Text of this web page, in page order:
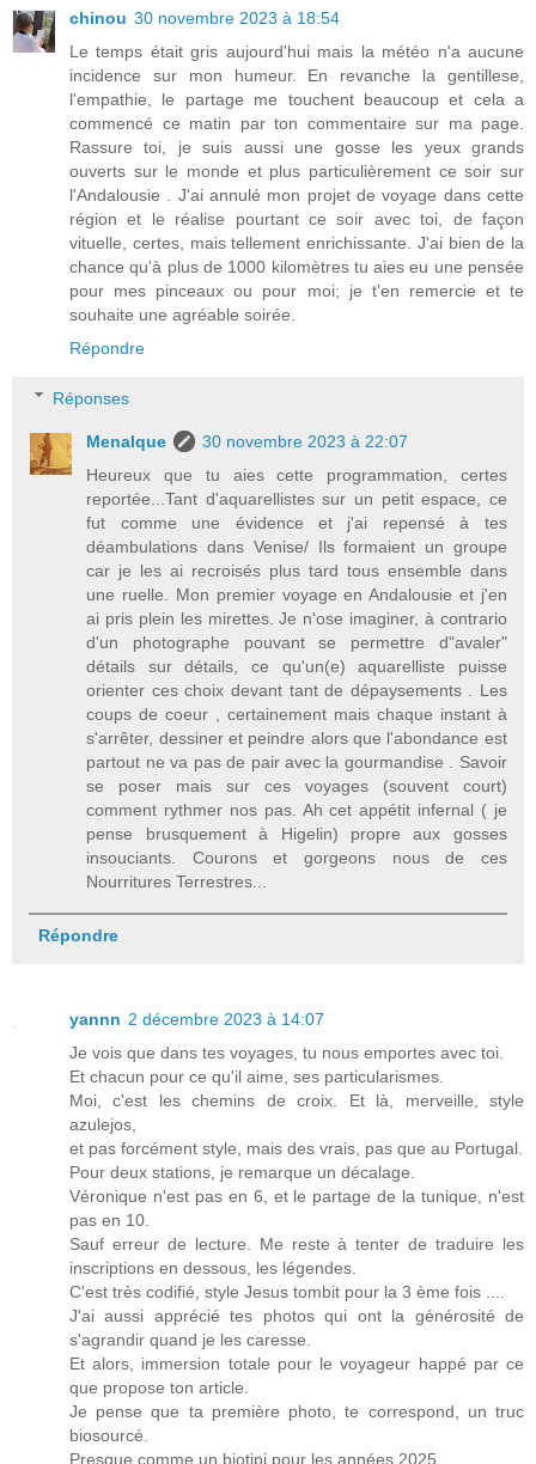
chinou 30 novembre 2023 à 18:54
Le temps était gris aujourd'hui mais la météo n'a aucune
incidence sur mon humeur. En revanche la gentillese,
l'empathie, le partage me touchent beaucoup et cela a
commencé ce matin par ton commentaire sur ma page.
Rassure toi, je suis aussi une gosse les yeux grands
ouverts sur le monde et plus particulièrement ce soir sur
l'Andalousie . J'ai annulé mon projet de voyage dans cette
région et le réalise pourtant ce soir avec toi, de façon
vituelle, certes, mais tellement enrichissante. J'ai bien de la
chance qu'à plus de 1000 kilomètres tu aies eu une pensée
pour mes pinceaux ou pour moi; je t'en remercie et te
souhaite une agréable soirée.
Répondre
Réponses
Menalque
30 novembre 2023 à 22:07
Heureux que tu aies cette programmation, certes
reportée...Tant d'aquarellistes sur un petit espace, ce
fut comme une évidence et j'ai repensé à tes
déambulations dans Venise/ Ils formaient un groupe
car je les ai recroisés plus tard tous ensemble dans
une ruelle. Mon premier voyage en Andalousie et j'en
ai pris plein les mirettes. Je n'ose imaginer, à contrario
d'un photographe pouvant se permettre d"avaler"
détails sur détails, ce qu'un(e) aquarelliste puisse
orienter ces choix devant tant de dépaysements . Les
coups de coeur , certainement mais chaque instant à
s'arrêter, dessiner et peindre alors que l'abondance est
partout ne va pas de pair avec la gourmandise . Savoir
se poser mais sur ces voyages (souvent court)
comment rythmer nos pas. Ah cet appétit infernal ( je
pense brusquement à Higelin) propre aux gosses
insouciants. Courons et gorgeons nous de ces
Nourritures Terrestres...
Répondre
yannn 2 décembre 2023 à 14:07
Je vois que dans tes voyages, tu nous emportes avec toi.
Et chacun pour ce qu'il aime, ses particularismes.
Moi, c'est les chemins de croix. Et là, merveille, style
azulejos,
et pas forcément style, mais des vrais, pas que au Portugal.
Pour deux stations, je remarque un décalage.
Véronique n'est pas en 6, et le partage de la tunique, n'est
pas en 10.
Sauf erreur de lecture. Me reste à tenter de traduire les
inscriptions en dessous, les légendes.
C'est très codifié, style Jesus tombit pour la 3 ème fois ....
J'ai aussi apprécié tes photos qui ont la générosité de
s'agrandir quand je les caresse.
Et alors, immersion totale pour le voyageur happé par ce
que propose ton article.
Je pense que ta première photo, te correspond, un truc
biosourcé.
Presque comme un biotipi pour les années 2025 ....